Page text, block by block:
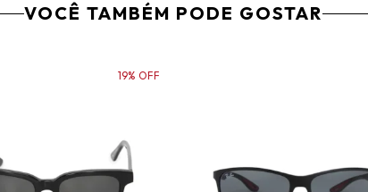
VOCÊ TAMBÉM PODE GOSTAR
19% OFF